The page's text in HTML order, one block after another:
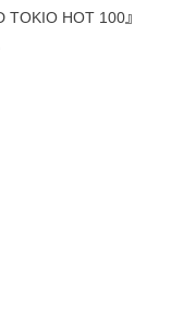
TOKIO HOT 100』